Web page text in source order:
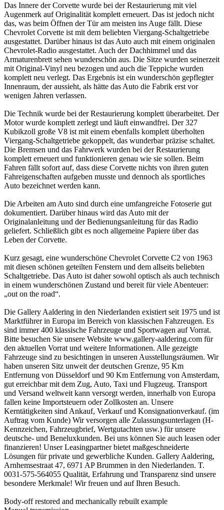
Das Innere der Corvette wurde bei der Restaurierung mit viel
Augenmerk auf Originalität komplett erneuert. Das ist jedoch nicht
das, was beim Öffnen der Tür am meisten ins Auge fällt. Diese
Chevrolet Corvette ist mit dem beliebten Viergang-Schaltgetriebe
ausgestattet. Darüber hinaus ist das Auto auch mit einem originalen
Chevrolet-Radio ausgestattet. Auch der Dachhimmel und das
Armaturenbrett sehen wunderschön aus. Die Sitze wurden seinerzeit
mit Original-Vinyl neu bezogen und auch die Teppiche wurden
komplett neu verlegt. Das Ergebnis ist ein wunderschön gepflegter
Innenraum, der aussieht, als hätte das Auto die Fabrik erst vor
wenigen Jahren verlassen.
Die Technik wurde bei der Restaurierung komplett überarbeitet. Der
Motor wurde komplett zerlegt und läuft einwandfrei. Der 327
Kubikzoll große V8 ist mit einem ebenfalls komplett überholten
Viergang-Schaltgetriebe gekoppelt, das wunderbar präzise schaltet.
Die Bremsen und das Fahrwerk wurden bei der Restaurierung
komplett erneuert und funktionieren genau wie sie sollen. Beim
Fahren fällt sofort auf, dass diese Corvette nichts von ihren guten
Fahreigenschaften aufgeben musste und dennoch als sportliches
Auto bezeichnet werden kann.
Die Arbeiten am Auto sind durch eine umfangreiche Fotoserie gut
dokumentiert. Darüber hinaus wird das Auto mit der
Originalanleitung und der Bedienungsanleitung für das Radio
geliefert. Schließlich gibt es noch allgemeine Papiere über das
Leben der Corvette.
Kurz gesagt, eine wunderschöne Chevrolet Corvette C2 von 1963
mit diesen schönen geteilten Fenstern und dem allseits beliebten
Schaltgetriebe. Das Auto ist daher sowohl optisch als auch technisch
in einem wunderschönen Zustand und bereit für viele Abenteuer:
„out on the road“.
Die Gallery Aaldering in den Niederlanden existiert seit 1975 und ist
Marktführer in Europa im Bereich von klassischen Fahzreugen. Es
sind immer 400 klassische Fahrzeuge und Sportwagen auf Vorrat.
Bitte besuchen Sie unsere Website www.gallery-aaldering.com für
den aktuellen Vorrat und weitere Informationen. Alle gezeigte
Fahrzeuge sind zu besichtingen in unseren Ausstellungsräumen. Wir
haben unseren Sitz unweit der deutschen Grenze, 95 Km
Entfernung von Düsseldorf und 90 Km Entfernung von Amsterdam,
gut erreichbar mit dem Zug, Auto, Taxi und Flugzeug. Transport
und Versand weltweit kann versorgt werden, innerhalb von Europa
fallen keine Importsteuern oder Zollkosten an. Unsere
Kerntätigkeiten sind Ankauf, Verkauf und Konsignationverkauf. (im
Auftrag vom Kunde) Wir versorgen alle Zulassungsunterlagen (H-
Kennzeichen, Fahrzeugbrief, Wertgutachten usw.) für unsere
deutsche- und Beneluxkunden. Bei uns können Sie auch leasen oder
finanzieren! Unser Leasingpartner bietet maßgeschneiderte
Lösungen für private und gewerbliche Kunden. Gallery Aaldering,
Arnhemsestraat 47, 6971 AP Brummen in den Niederlanden. T.
0031-575-564055 Qualität, Erfahrung und Transparenz sind unsere
besondere Merkmale! Wir freuen und auf Ihren Besuch.
Body-off restored and mechanically rebuilt example